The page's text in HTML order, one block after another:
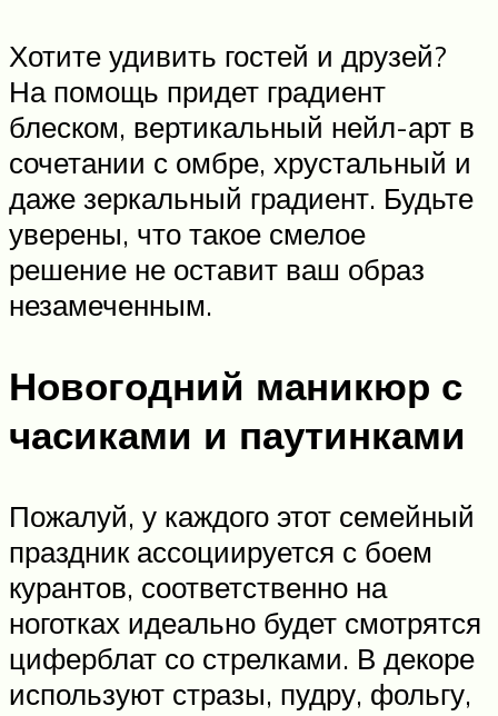
Хотите удивить гостей и друзей?
На помощь придет градиент
блеском, вертикальный нейл-арт в
сочетании с омбре, хрустальный и
даже зеркальный градиент. Будьте
уверены, что такое смелое
решение не оставит ваш образ
незамеченным.
Новогодний маникюр с
часиками и паутинками
Пожалуй, у каждого этот семейный
праздник ассоциируется с боем
курантов, соответственно на
ноготках идеально будет смотрятся
циферблат со стрелками. В декоре
используют стразы, пудру, фольгу,